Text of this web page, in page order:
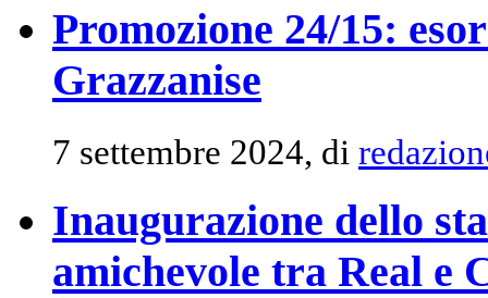
Promozione 24/15:
Grazzanise
7 settembre 2024, di
Inaugurazione dello
amichevole tra Real e